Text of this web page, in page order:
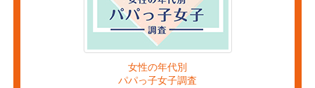
女性の年代別
パパっ子女子調査